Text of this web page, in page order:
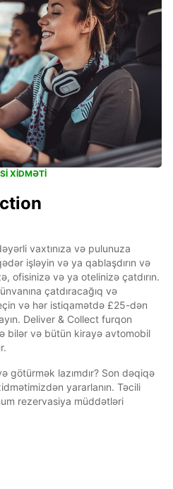
XIDMƏTI
vaxtınıza və pulunuza
işləyin və ya qablaşdırın və
ofisinizə və ya otelinizə çatdırın.
çatdıracağıq və
və hər istiqamətdə £25-dən
Deliver & Collect furqon
bilər və bütün kirayə avtomobil
götürmək lazımdır? Son dəqiqə
yararlanın. Təcili
rezervasiya müddətləri